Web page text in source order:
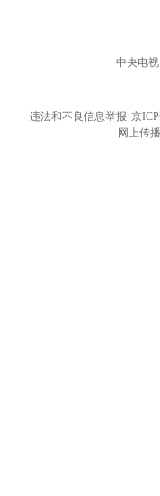
中央电
违法和不良信息举报 京
网上传